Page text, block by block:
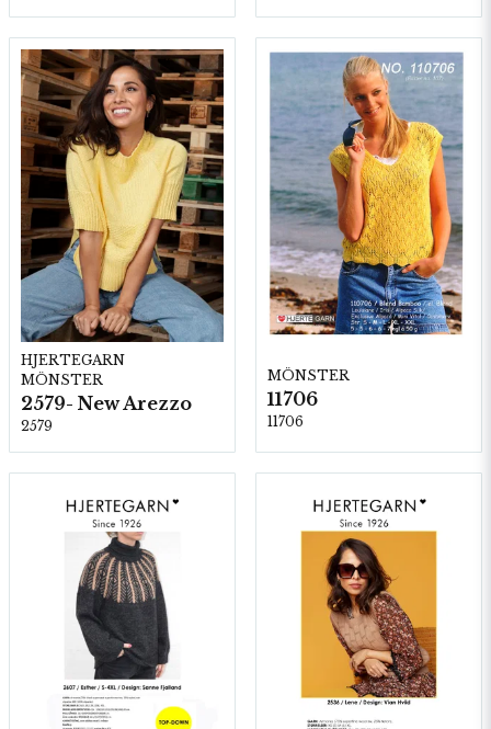
HJERTEGARN
MÖNSTER
2579- New Arezzo
2579
MÖNSTER
11706
11706